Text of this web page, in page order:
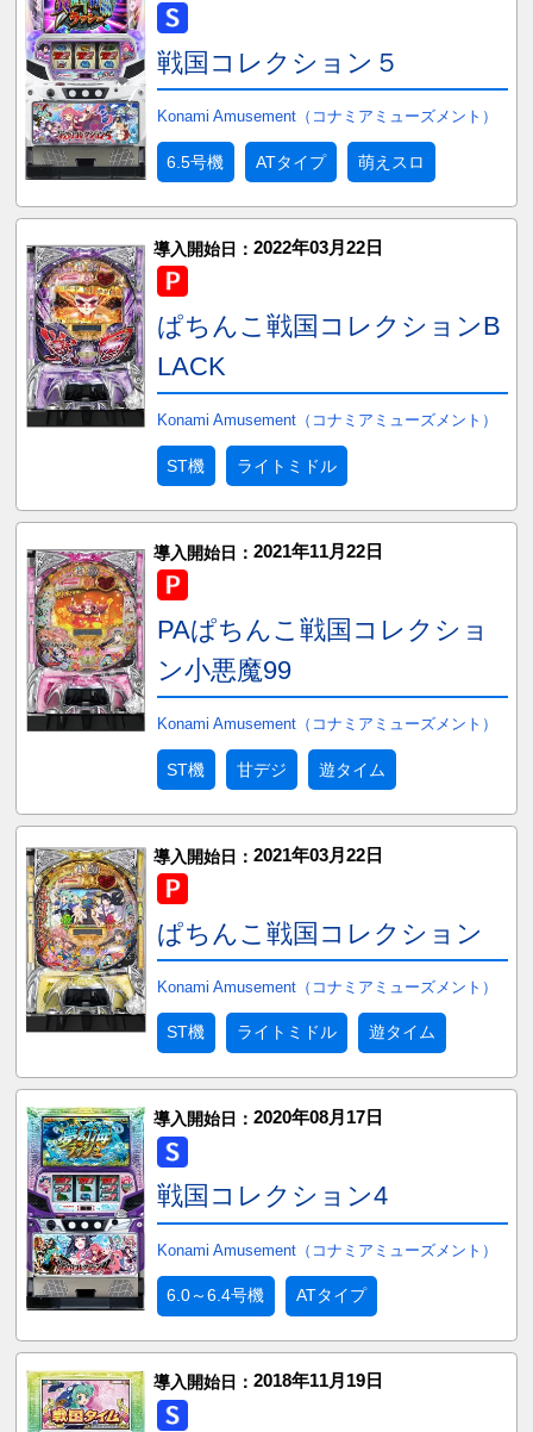
戦国コレクション５
Konami Amusement（コナミアミューズメント）
6.5号機 ATタイプ 萌えスロ
導入開始日： 2022年03月22日
ぱちんこ戦国コレクションB
LACK
Konami Amusement（コナミアミューズメント）
ST機 ライトミドル
導入開始日： 2021年11月22日
PAぱちんこ戦国コレクショ
ン小悪魔99
Konami Amusement（コナミアミューズメント）
ST機 甘デジ 遊タイム
導入開始日： 2021年03月22日
ぱちんこ戦国コレクション
Konami Amusement（コナミアミューズメント）
ST機 ライトミドル 遊タイム
導入開始日： 2020年08月17日
戦国コレクション4
Konami Amusement（コナミアミューズメント）
6.0～6.4号機 ATタイプ
導入開始日： 2018年11月19日